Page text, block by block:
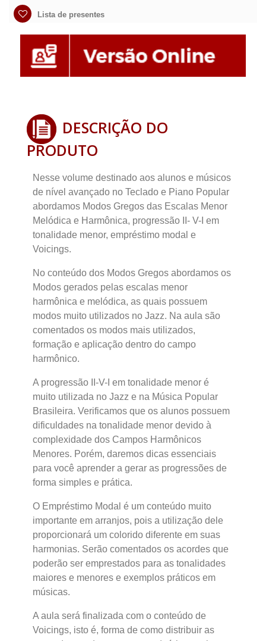
Lista de presentes
DESCRIÇÃO DO
PRODUTO
Nesse volume destinado aos alunos e músicos
de nível avançado no Teclado e Piano Popular
abordamos Modos Gregos das Escalas Menor
Melódica e Harmônica, progressão II- V-I em
tonalidade menor, empréstimo modal e
Voicings.
No conteúdo dos Modos Gregos abordamos os
Modos gerados pelas escalas menor
harmônica e melódica, as quais possuem
modos muito utilizados no Jazz. Na aula são
comentados os modos mais utilizados,
formação e aplicação dentro do campo
harmônico.
A progressão II-V-I em tonalidade menor é
muito utilizada no Jazz e na Música Popular
Brasileira. Verificamos que os alunos possuem
dificuldades na tonalidade menor devido à
complexidade dos Campos Harmônicos
Menores. Porém, daremos dicas essenciais
para você aprender a gerar as progressões de
forma simples e prática.
O Empréstimo Modal é um conteúdo muito
importante em arranjos, pois a utilização dele
proporcionará um colorido diferente em suas
harmonias. Serão comentados os acordes que
poderão ser emprestados para as tonalidades
maiores e menores e exemplos práticos em
músicas.
A aula será finalizada com o conteúdo de
Voicings, isto é, forma de como distribuir as